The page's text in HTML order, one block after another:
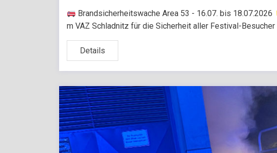
Brandsicherheitswache Area 53 - 16.07. bis 18.07.2026
m VAZ Schladnitz für die Sicherheit aller Festival-Besucher
Details